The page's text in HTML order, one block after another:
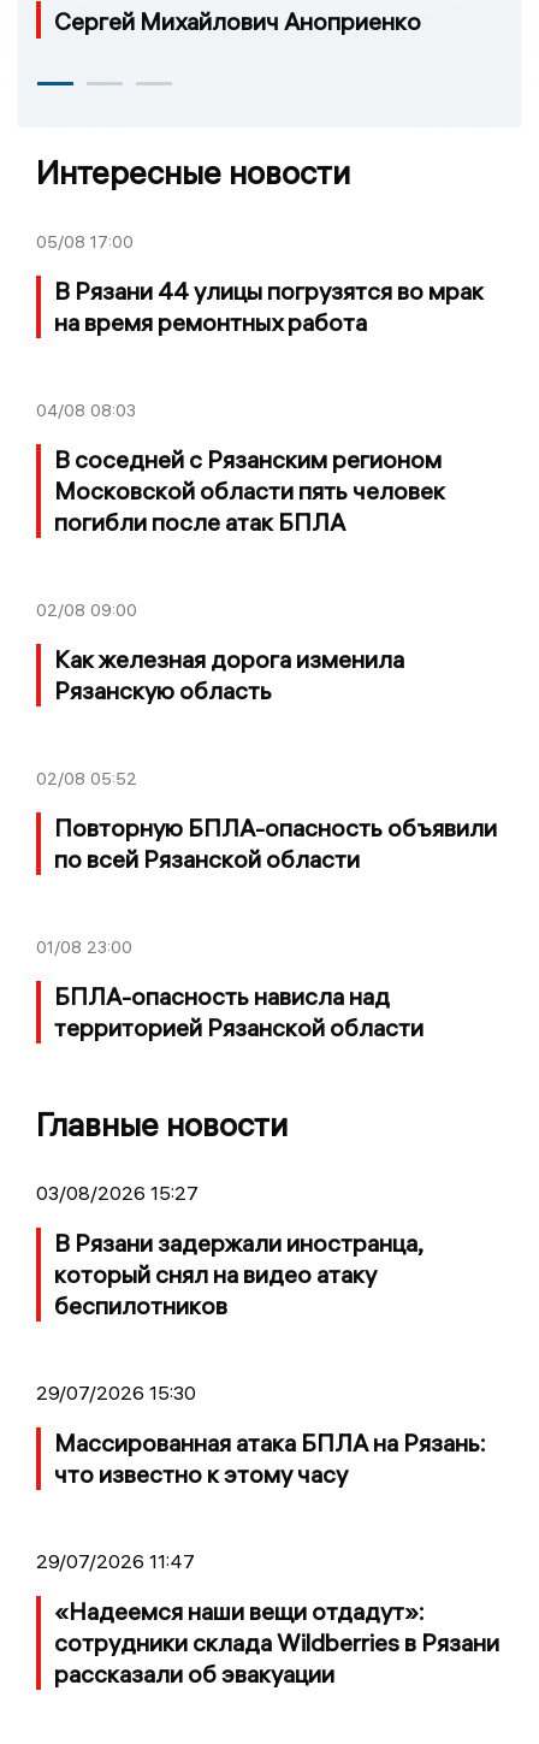
Сергей Михайлович Аноприенко
Интересные новости
05/08 17:00
В Рязани 44 улицы погрузятся во мрак
на время ремонтных работа
04/08 08:03
В соседней с Рязанским регионом
Московской области пять человек
погибли после атак БПЛА
02/08 09:00
Как железная дорога изменила
Рязанскую область
02/08 05:52
Повторную БПЛА-опасность объявили
по всей Рязанской области
01/08 23:00
БПЛА-опасность нависла над
территорией Рязанской области
Главные новости
03/08/2026 15:27
В Рязани задержали иностранца,
который снял на видео атаку
беспилотников
29/07/2026 15:30
Массированная атака БПЛА на Рязань:
что известно к этому часу
29/07/2026 11:47
«Надеемся наши вещи отдадут»:
сотрудники склада Wildberries в Рязани
рассказали об эвакуации